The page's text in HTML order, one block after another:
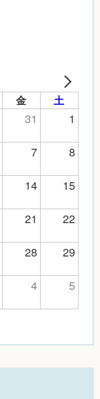
金 土
31
1
7
8
14
15
21
22
28
29
4 5